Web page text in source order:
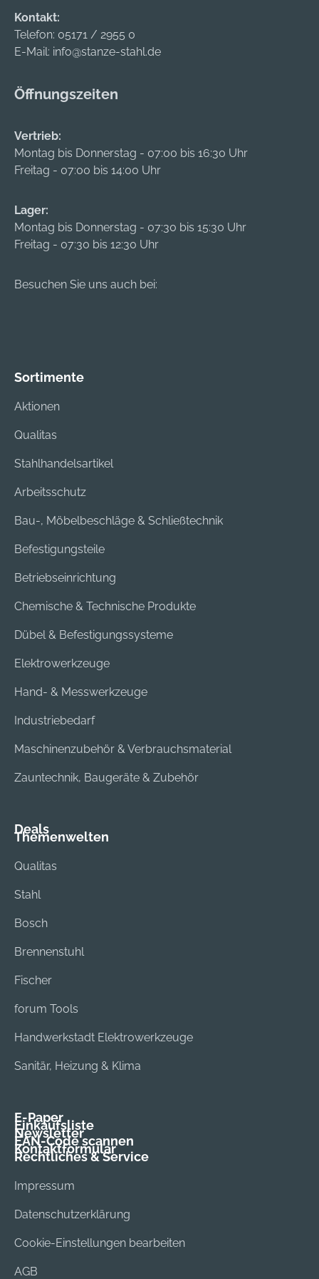
info@prebena.de
Kontakt:
Telefon: 05171 / 2955 0
E-Mail: info@stanze-stahl.de
Öffnungszeiten
Vertrieb:
Montag bis Donnerstag - 07:00 bis 16:30 Uhr
Freitag - 07:00 bis 14:00 Uhr
Lager:
Montag bis Donnerstag - 07:30 bis 15:30 Uhr
Freitag - 07:30 bis 12:30 Uhr
Besuchen Sie uns auch bei:
Sortimente
Aktionen
Qualitas
Stahlhandelsartikel
Arbeitsschutz
Bau-, Möbelbeschläge & Schließtechnik
Befestigungsteile
Betriebseinrichtung
Chemische & Technische Produkte
Dübel & Befestigungssysteme
Elektrowerkzeuge
Hand- & Messwerkzeuge
Industriebedarf
Maschinenzubehör & Verbrauchsmaterial
Zauntechnik, Baugeräte & Zubehör
Deals
Themenwelten
Qualitas
Stahl
Bosch
Brennenstuhl
Fischer
forum Tools
Handwerkstadt Elektrowerkzeuge
Sanitär, Heizung & Klima
E-Paper
Einkaufsliste
Newsletter
EAN-Code scannen
Kontaktformular
Rechtliches & Service
Impressum
Datenschutzerklärung
Cookie-Einstellungen bearbeiten
AGB